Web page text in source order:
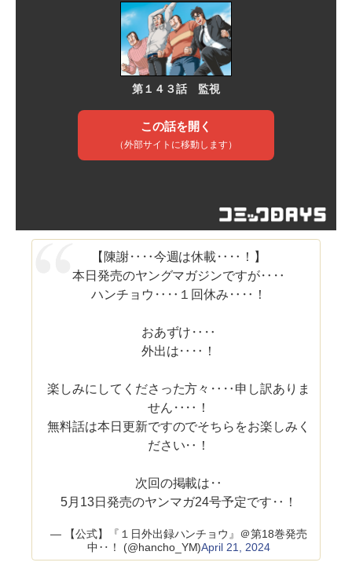
【陳謝‥‥今週は休載‥‥！】
本日発売のヤングマガジンですが‥‥
ハンチョウ‥‥１回休み‥‥！
おあずけ‥‥
外出は‥‥！
楽しみにしてくださった方々‥‥申し訳ありま
せん‥‥！
無料話は本日更新ですのでそちらをお楽しみく
ださい‥！
次回の掲載は‥
5月13日発売のヤンマガ24号予定です‥！
— 【公式】『１日外出録ハンチョウ』＠第18巻発売
中‥！ (@hancho_YM)April 21, 2024